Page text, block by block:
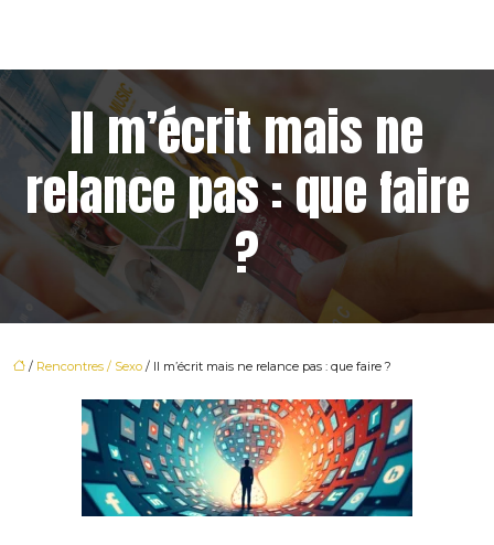
Il m’écrit mais ne
relance pas : que faire
?
/ Rencontres / Sexo / Il m’écrit mais ne relance pas : que faire ?